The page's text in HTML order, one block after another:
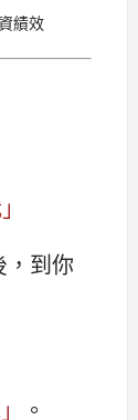
績效
，到你
。